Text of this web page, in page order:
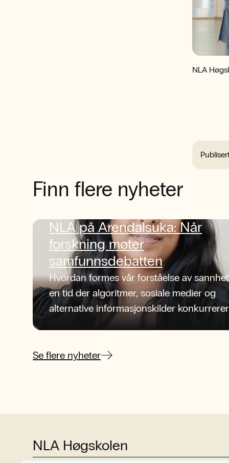
NLA
Finn flere nyheter
NLA på Arendalsuka: Når
forskning møter
samfunnsdebatten
Hvordan formes vår forståelse av
en tid der algoritmer, sosiale medier og
alternative informasjonskilder konkurrerer
om oppmerksomheten?
Se flere nyheter
NLA Høgskolen